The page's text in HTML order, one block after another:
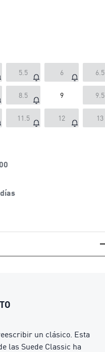
5.5 6 6.5
8.5 9 9.5
11.5 12 13
un clásico. Esta
las Suede Classic ha